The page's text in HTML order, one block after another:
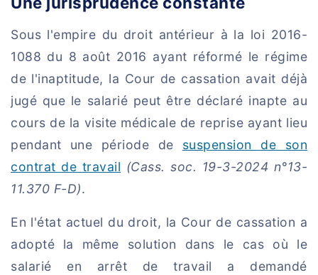
Sous l'empire du droit antérieur à la loi 2016-
1088 du 8 août 2016 ayant réformé le régime
de l'inaptitude, la Cour de cassation avait déjà
jugé que le salarié peut être déclaré inapte au
cours de la visite médicale de reprise ayant lieu
pendant une période de suspension de son
contrat de travail (Cass. soc. 19-3-2024 n°13-
11.370 F-D).
En l'état actuel du droit, la Cour de cassation a
adopté la même solution dans le cas où le
salarié en arrêt de travail a demandé